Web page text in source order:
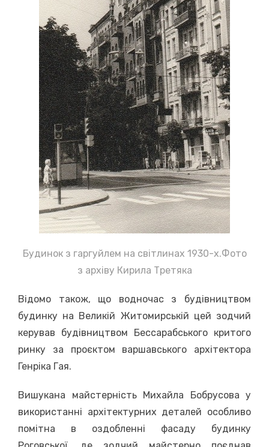
Будинок з гаргуйлем на світлинах 1930-х.Фото
з архіву Кирила Третяка
Відомо також, що водночас з будівництвом
будинку на Великій Житомирській цей зодчий
керував будівництвом Бессарабського критого
ринку за проєктом варшавського архітектора
Генріка Гая.
Вишукана майстерність Михайла Бобрусова у
використанні архітектурних деталей особливо
помітна в оздобленні фасаду будинку